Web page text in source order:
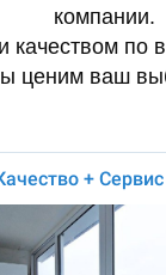
компании.
качеством по
ценим ваш